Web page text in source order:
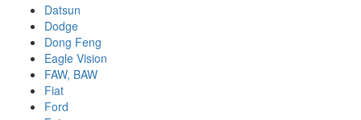
Datsun
Dodge
Dong Feng
Eagle Vision
FAW, BAW
Fiat
Ford